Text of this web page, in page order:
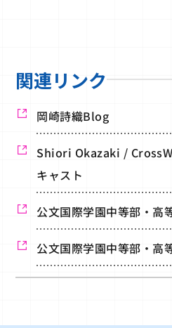
関連リンク
岡崎詩織Blog
Shiori Okazaki /
キャスト
公文国際学園中等部・高
公文国際学園中等部・高